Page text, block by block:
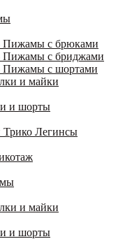
Пижамы с брюками
Пижамы с бриджами
Пижамы с шортами
и майки
и шорты
Легинсы
и майки
и шорты